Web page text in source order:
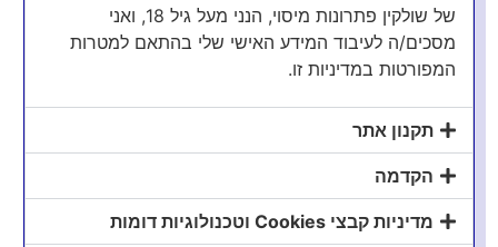
השירותים שלנו
של שולקין פתרונות מיסוי, הנני מעל גיל 18, ואני
מסכים/ה לעיבוד המידע האישי שלי בהתאם למטרות
המפורטות במדיניות זו.
תקנון אתר
הקדמה
מדיניות קבצי Cookies וטכנולוגיות דומות